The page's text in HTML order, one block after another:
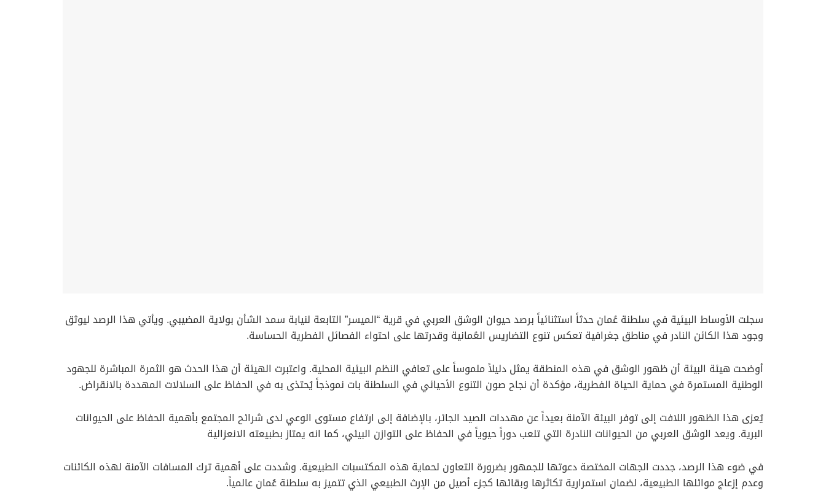
سجلت الأوساط البيئية في سلطنة عُمان حدثاً استثنائياً برصد حيوان الوشق العربي في قرية “الميسر” التابعة لنيابة سمد الشأن بولاية المضيبي. ويأتي هذا الرصد ليوثق
وجود هذا الكائن النادر في مناطق جغرافية تعكس تنوع التضاريس العُمانية وقدرتها على احتواء الفصائل الفطرية الحساسة.
أوضحت هيئة البيئة أن ظهور الوشق في هذه المنطقة يمثل دليلاً ملموساً على تعافي النظم البيئية المحلية. واعتبرت الهيئة أن هذا الحدث هو الثمرة المباشرة للجهود
الوطنية المستمرة في حماية الحياة الفطرية، مؤكدة أن نجاح صون التنوع الأحيائي في السلطنة بات نموذجاً يُحتذى به في الحفاظ على السلالات المهددة بالانقراض.
يُعزى هذا الظهور اللافت إلى توفر البيئة الآمنة بعيداً عن مهددات الصيد الجائر، بالإضافة إلى ارتفاع مستوى الوعي لدى شرائح المجتمع بأهمية الحفاظ على الحيوانات
البرية. ويعد الوشق العربي من الحيوانات النادرة التي تلعب دوراً حيوياً في الحفاظ على التوازن البيئي، كما انه يمتاز بطبيعته الانعزالية
في ضوء هذا الرصد، جددت الجهات المختصة دعوتها للجمهور بضرورة التعاون لحماية هذه المكتسبات الطبيعية. وشددت على أهمية ترك المسافات الآمنة لهذه الكائنات
وعدم إزعاج موائلها الطبيعية، لضمان استمرارية تكاثرها وبقائها كجزء أصيل من الإرث الطبيعي الذي تتميز به سلطنة عُمان عالمياً.